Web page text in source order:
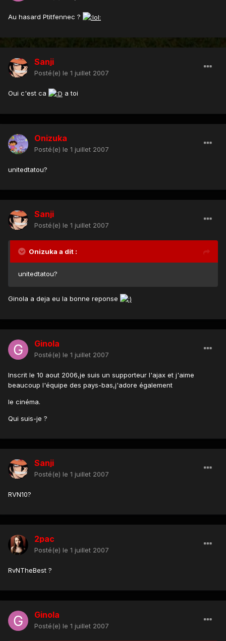
Au hasard Ptitfennec ?
Sanji
Posté(e) le 1 juillet 2007
Oui c'est ca a toi
Onizuka
Posté(e) le 1 juillet 2007
unitedtatou?
Sanji
Posté(e) le 1 juillet 2007
Onizuka a dit :
unitedtatou?
Ginola a deja eu la bonne reponse
Ginola
Posté(e) le 1 juillet 2007
Inscrit le 10 aout 2006,je suis un supporteur l'ajax et j'aime
beaucoup l'équipe des pays-bas,j'adore également
le cinéma.
Qui suis-je ?
Sanji
Posté(e) le 1 juillet 2007
RVN10?
2pac
Posté(e) le 1 juillet 2007
RvNTheBest ?
Ginola
Posté(e) le 1 juillet 2007